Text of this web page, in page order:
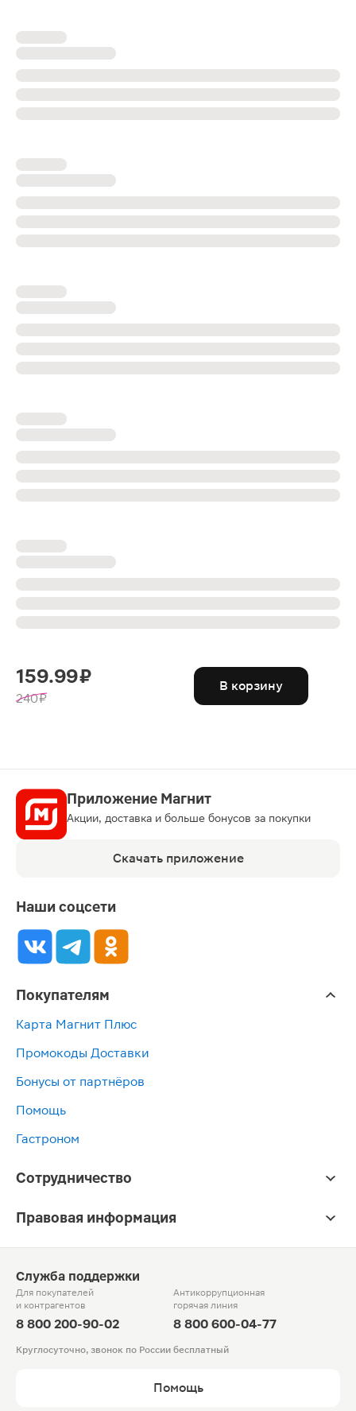
159.99 ₽
240 ₽
В корзину
Приложение Магнит
Акции, доставка и больше бонусов за покупки
Скачать приложение
Наши соцсети
Покупателям
Карта Магнит Плюс
Промокоды Доставки
Бонусы от партнёров
Помощь
Гастроном
Сотрудничество
Правовая информация
Служба поддержки
Для покупателей
и контрагентов
8 800 200-90-02
Антикоррупционная
горячая линия
8 800 600-04-77
Круглосуточно, звонок по России бесплатный
Помощь